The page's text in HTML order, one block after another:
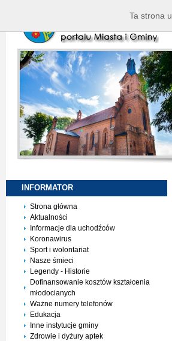
INFORMATOR
Strona główna
Aktualności
Informacje dla uchodźców
Koronawirus
Sport i wolontariat
Nasze śmieci
Legendy - Historie
Dofinansowanie kosztów kształcenia
młodocianych
Ważne numery telefonów
Edukacja
Inne instytucje gminy
Zdrowie i dyżury aptek
Ta strona